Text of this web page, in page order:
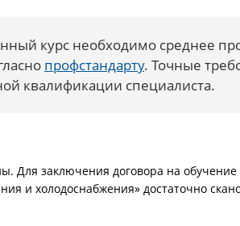
курс необходимо среднее
профстандарту. Точные
квалификации специалиста.
Для заключения договора на
и холодоснабжения» достаточно